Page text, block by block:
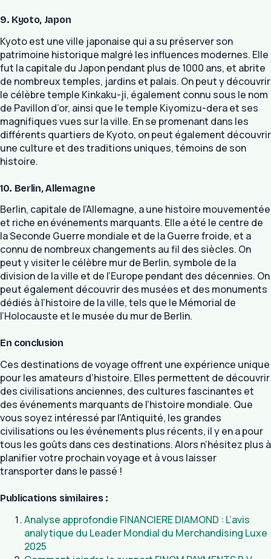
9. Kyoto, Japon
Kyoto est une ville japonaise qui a su préserver son
patrimoine historique malgré les influences modernes. Elle
fut la capitale du Japon pendant plus de 1000 ans, et abrite
de nombreux temples, jardins et palais. On peut y découvrir
le célèbre temple Kinkaku-ji, également connu sous le nom
de Pavillon d’or, ainsi que le temple Kiyomizu-dera et ses
magnifiques vues sur la ville. En se promenant dans les
différents quartiers de Kyoto, on peut également découvrir
une culture et des traditions uniques, témoins de son
histoire.
10. Berlin, Allemagne
Berlin, capitale de l’Allemagne, a une histoire mouvementée
et riche en événements marquants. Elle a été le centre de
la Seconde Guerre mondiale et de la Guerre froide, et a
connu de nombreux changements au fil des siècles. On
peut y visiter le célèbre mur de Berlin, symbole de la
division de la ville et de l’Europe pendant des décennies. On
peut également découvrir des musées et des monuments
dédiés à l’histoire de la ville, tels que le Mémorial de
l’Holocauste et le musée du mur de Berlin.
En conclusion
Ces destinations de voyage offrent une expérience unique
pour les amateurs d’histoire. Elles permettent de découvrir
des civilisations anciennes, des cultures fascinantes et
des événements marquants de l’histoire mondiale. Que
vous soyez intéressé par l’Antiquité, les grandes
civilisations ou les événements plus récents, il y en a pour
tous les goûts dans ces destinations. Alors n’hésitez plus à
planifier votre prochain voyage et à vous laisser
transporter dans le passé !
Publications similaires :
Analyse approfondie FINANCIERE DIAMOND : L’avis
analytique du Leader Mondial du Merchandising Luxe
2025